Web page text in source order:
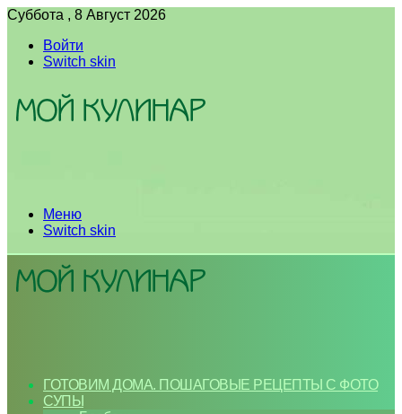
Суббота , 8 Август 2026
Войти
Switch skin
Меню
Switch skin
ГОТОВИМ ДОМА. ПОШАГОВЫЕ РЕЦЕПТЫ С ФОТО
СУПЫ